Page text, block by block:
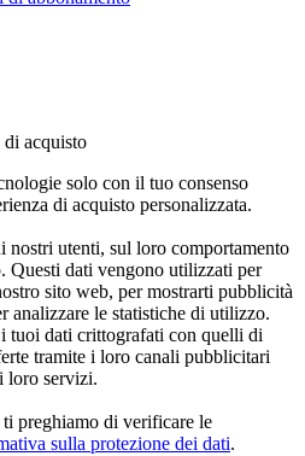
di acquisto
solo con il tuo consenso
di acquisto personalizzata.
nostri utenti, sul loro comportamento
Questi dati vengono utilizzati per
sito web, per mostrarti pubblicità
analizzare le statistiche di utilizzo.
tuoi dati crittografati con quelli di
tramite i loro canali pubblicitari
loro servizi.
preghiamo di verificare le
sulla protezione dei dati.